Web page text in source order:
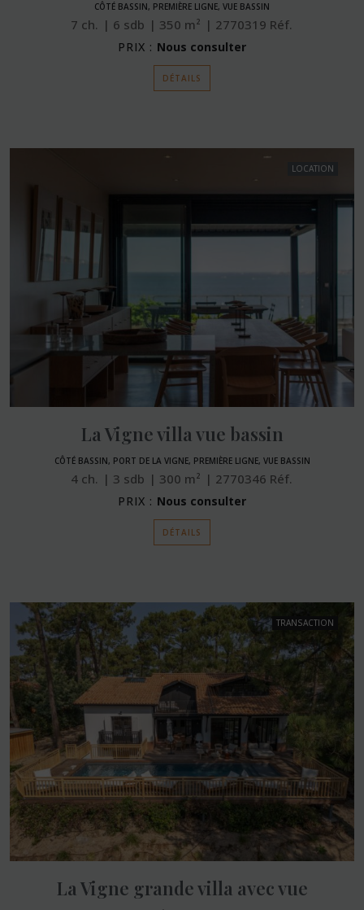
CÔTÉ BASSIN, PREMIÈRE LIGNE, VUE BASSIN
7 ch. 6 sdb 350 m² 2770319 Réf.
PRIX : Nous consulter
DÉTAILS
LOCATION
La Vigne villa vue bassin
CÔTÉ BASSIN, PORT DE LA VIGNE, PREMIÈRE LIGNE, VUE BASSIN
4 ch. 3 sdb 300 m² 2770346 Réf.
PRIX : Nous consulter
DÉTAILS
TRANSACTION
La Vigne grande villa avec vue